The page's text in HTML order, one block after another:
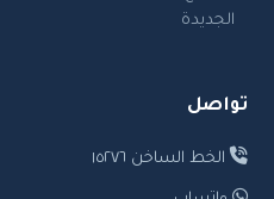
الجديدة
تواصل
الخط الساخن ١٥٢٧٦